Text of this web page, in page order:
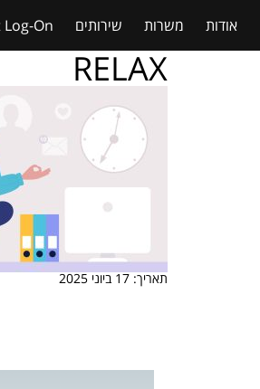
אודות משרות שירותים Log-On
RELAX
תאריך: 17 ביוני 2025